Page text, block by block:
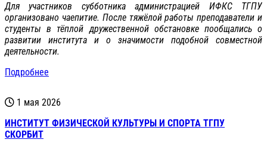
Для участников субботника администрацией ИФКС ТГПУ
организовано чаепитие. После тяжёлой работы преподаватели и
студенты в тёплой дружественной обстановке пообщались о
развитии института и о значимости подобной совместной
деятельности.
Подробнее
1 мая 2026
ИНСТИТУТ ФИЗИЧЕСКОЙ КУЛЬТУРЫ И СПОРТА ТГПУ
СКОРБИТ